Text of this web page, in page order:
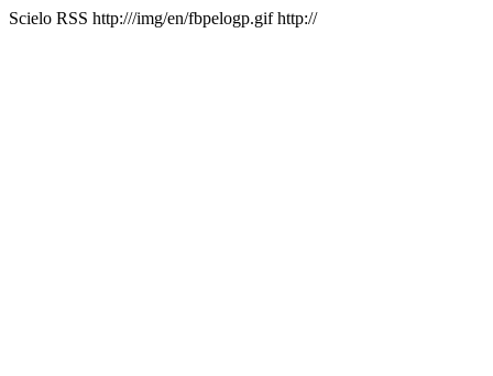
Scielo RSS http:///img/en/fbpelogp.gif http://